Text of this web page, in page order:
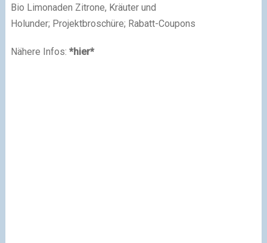
Bio Limonaden Zitrone, Kräuter und
Holunder; Projektbroschüre; Rabatt-Coupons
Nähere Infos: *hier*